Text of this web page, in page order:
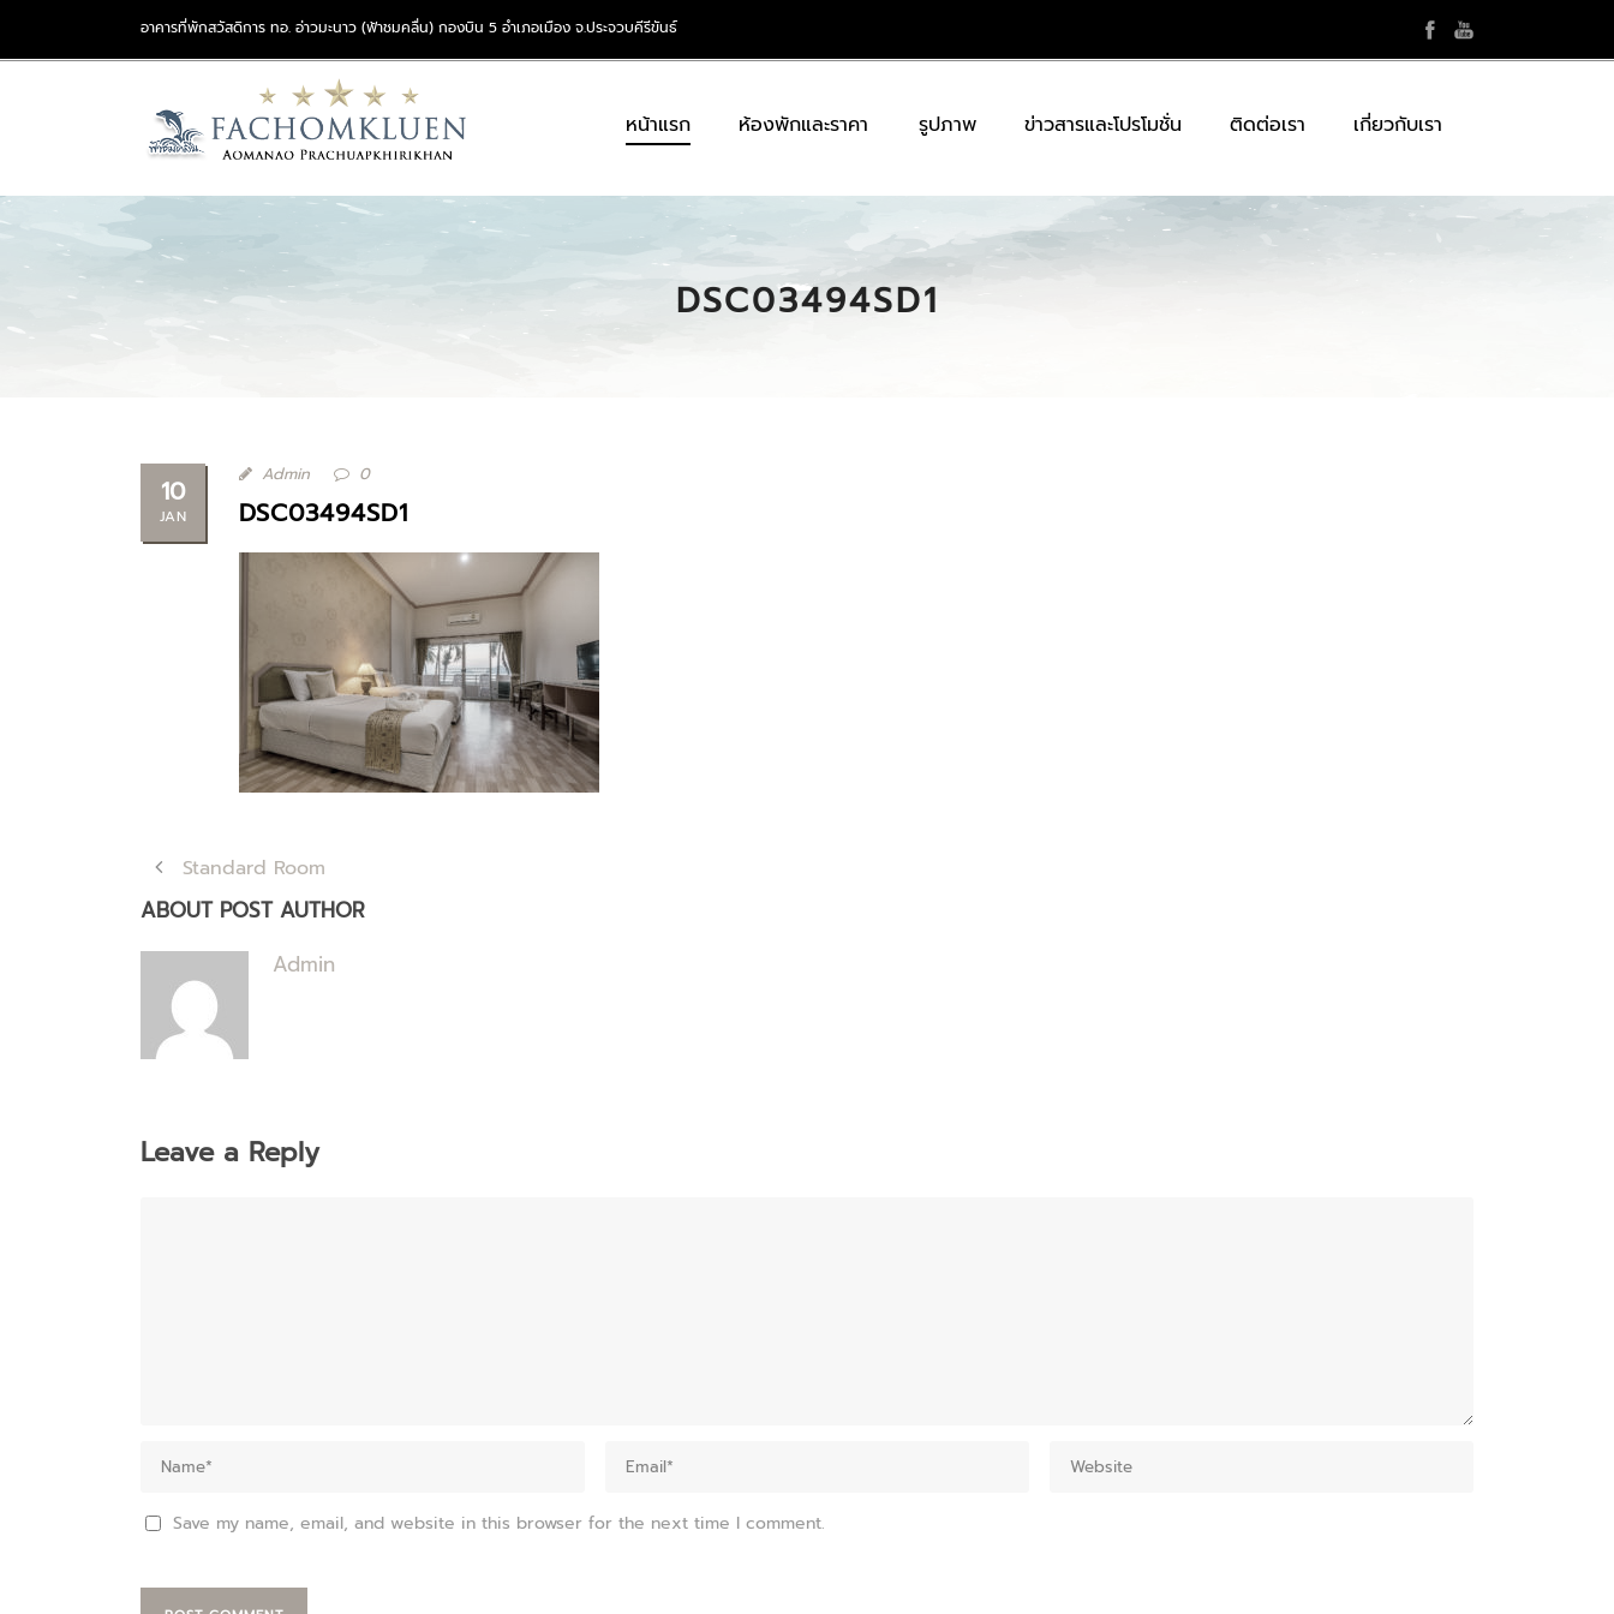
อาคารที่พักสวัสดิการ ทอ. อ่าวมะนาว (ฟ้าชมคลื่น) กองบิน 5 อำเภอเมือง จ.ประจวบคีรีขันธ์
หน้าแรก ห้องพักและราคา รูปภาพ ข่าวสารและโปรโมชั่น ติดต่อเรา เกี่ยวกับเรา
DSC03494SD1
10
JAN
Admin 0
DSC03494SD1
Standard Room
ABOUT POST AUTHOR
Admin
Leave a Reply
Save my name, email, and website in this browser for the next time I comment.